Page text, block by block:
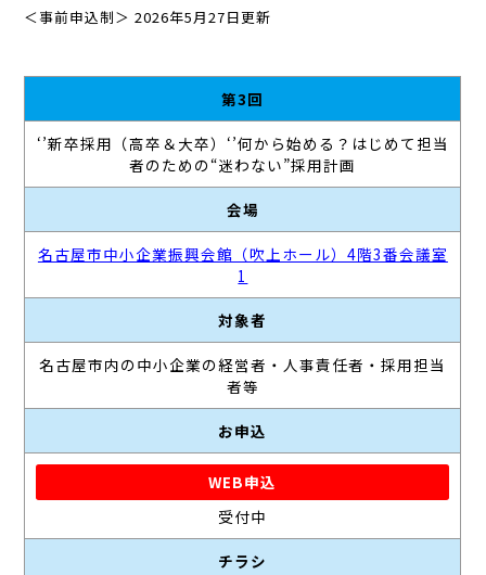
＜事前申込制＞ 2026年5月27日更新
第3回
‘’新卒採用（高卒＆大卒）‘’何から始める？はじめて担当
者のための“迷わない”採用計画
会場
名古屋市中小企業振興会館（吹上ホール）4階3番会議室
1
対象者
名古屋市内の中小企業の経営者・人事責任者・採用担当
者等
お申込
WEB申込
受付中
チラシ